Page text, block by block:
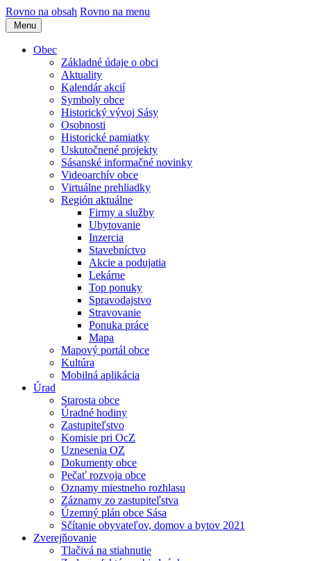
Rovno na obsah Rovno na menu
Menu
Obec
Základné údaje o obci
Aktuality
Kalendár akcií
Symboly obce
Historický vývoj Sásy
Osobnosti
Historické pamiatky
Uskutočnené projekty
Sásanské informačné novinky
Videoarchív obce
Virtuálne prehliadky
Región aktuálne
Firmy a služby
Ubytovanie
Inzercia
Stavebníctvo
Akcie a podujatia
Lekárne
Top ponuky
Spravodajstvo
Stravovanie
Ponuka práce
Mapa
Mapový portál obce
Kultúra
Mobilná aplikácia
Úrad
Starosta obce
Úradné hodiny
Zastupiteľstvo
Komisie pri OcZ
Uznesenia OZ
Dokumenty obce
Pečať rozvoja obce
Oznamy miestneho rozhlasu
Záznamy zo zastupiteľstva
Územný plán obce Sása
Sčítanie obyvateľov, domov a bytov 2021
Zverejňovanie
Tlačivá na stiahnutie